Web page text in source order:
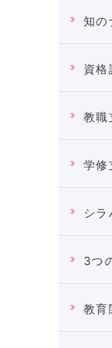
知の
資格
教職
学修
シラ
3つ
教育